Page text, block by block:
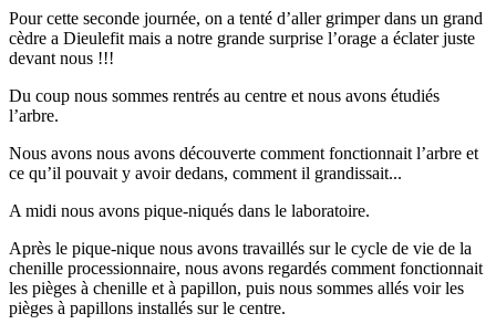
Pour cette seconde journée, on a tenté d’aller grimper dans un grand
cèdre a Dieulefit mais a notre grande surprise l’orage a éclater juste
devant nous !!!
Du coup nous sommes rentrés au centre et nous avons étudiés
l’arbre.
Nous avons nous avons découverte comment fonctionnait l’arbre et
ce qu’il pouvait y avoir dedans, comment il grandissait...
A midi nous avons pique-niqués dans le laboratoire.
Après le pique-nique nous avons travaillés sur le cycle de vie de la
chenille processionnaire, nous avons regardés comment fonctionnait
les pièges à chenille et à papillon, puis nous sommes allés voir les
pièges à papillons installés sur le centre.